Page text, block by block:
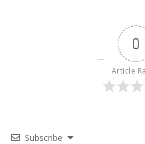
0
Article
Subscribe